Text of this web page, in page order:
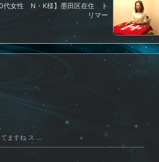
代女性 N・K様】墨田区在住 ト
リマー
ますね ス ...